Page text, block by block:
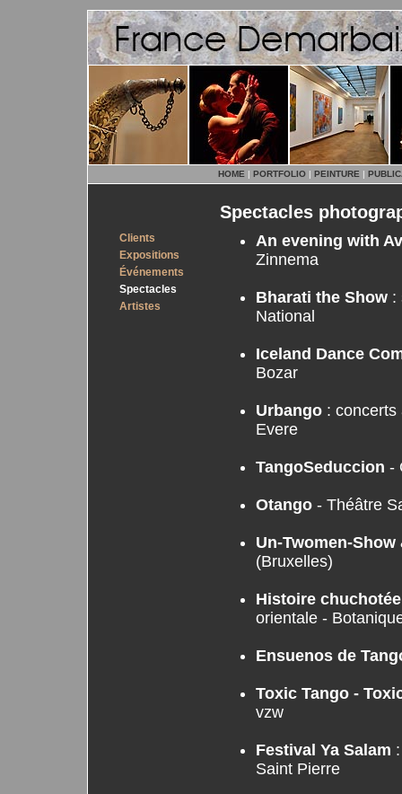
HOME | PORTFOLIO | PEINTURE |
Clients
Expositions
Événements
Spectacles
Artistes
Spectacles
An evening with
Zinnema
Bharati the Show :
National
Iceland Dance
Bozar
Urbango : concerts
Evere
TangoSeduccion -
Otango - Théâtre
Un-Twomen-Show
(Bruxelles)
Histoire
orientale -
Ensuenos de
Toxic Tango -
vzw
Festival Ya Salam
Saint Pierre